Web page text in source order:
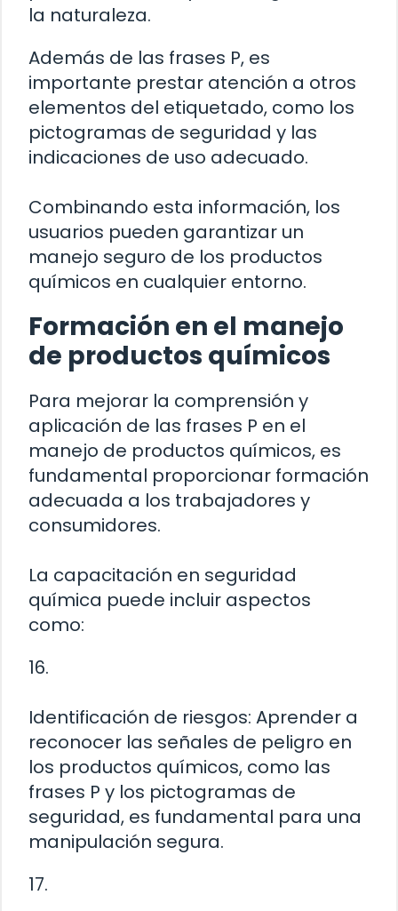
la naturaleza.
Además de las frases P, es
importante prestar atención a otros
elementos del etiquetado, como los
pictogramas de seguridad y las
indicaciones de uso adecuado.
Combinando esta información, los
usuarios pueden garantizar un
manejo seguro de los productos
químicos en cualquier entorno.
Formación en el manejo
de productos químicos
Para mejorar la comprensión y
aplicación de las frases P en el
manejo de productos químicos, es
fundamental proporcionar formación
adecuada a los trabajadores y
consumidores.
La capacitación en seguridad
química puede incluir aspectos
como:
16.
Identificación de riesgos: Aprender a
reconocer las señales de peligro en
los productos químicos, como las
frases P y los pictogramas de
seguridad, es fundamental para una
manipulación segura.
17.